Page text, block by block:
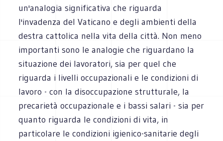
un'analogia significativa che riguarda
l'invadenza del Vaticano e degli ambienti della
destra cattolica nella vita della città. Non meno
importanti sono le analogie che riguardano la
situazione dei lavoratori, sia per quel che
riguarda i livelli occupazionali e le condizioni di
lavoro - con la disoccupazione strutturale, la
precarietà occupazionale e i bassi salari - sia per
quanto riguarda le condizioni di vita, in
particolare le condizioni igienico-sanitarie degli